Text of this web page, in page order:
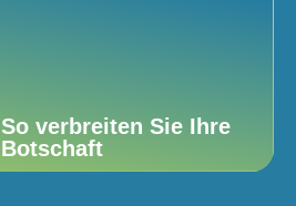
So verbreiten Sie Ihre
Botschaft